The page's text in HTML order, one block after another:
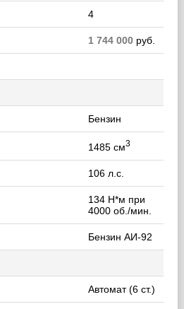
4
1 744 000руб.
Бензин
1485 см3
106 л.с.
134 Н*м при
4000 об./мин.
Бензин АИ-92
Автомат (6 ст.)